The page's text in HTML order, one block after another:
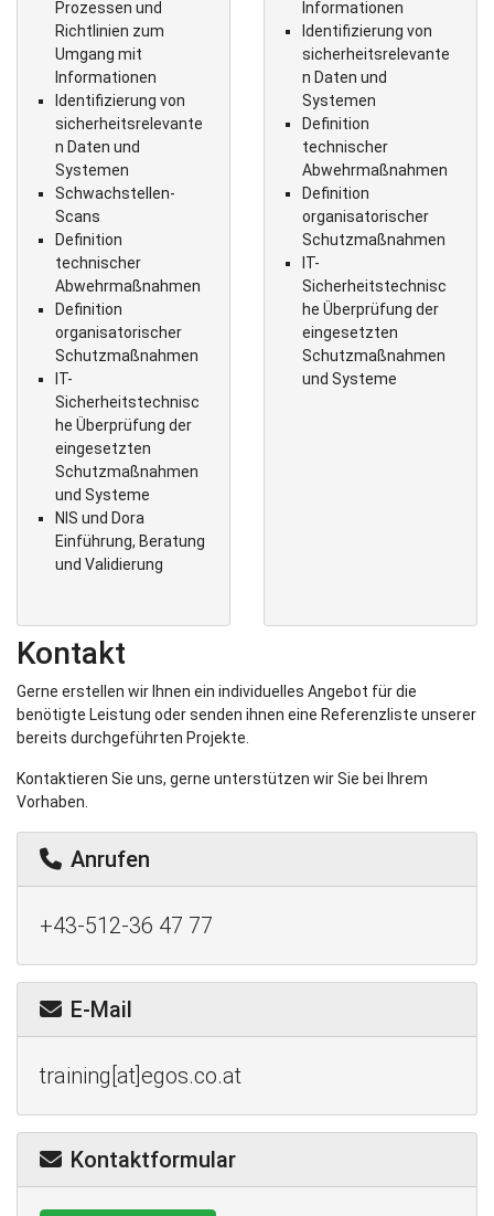
Prozessen und
Richtlinien zum
Umgang mit
Informationen
Identifizierung von
sicherheitsrelevante
n Daten und
Systemen
Schwachstellen-
Scans
Definition
technischer
Abwehrmaßnahmen
Definition
organisatorischer
Schutzmaßnahmen
IT-
Sicherheitstechnisc
he Überprüfung der
eingesetzten
Schutzmaßnahmen
und Systeme
NIS und Dora
Einführung, Beratung
und Validierung
Informationen
Identifizierung von
sicherheitsrelevante
n Daten und
Systemen
Definition
technischer
Abwehrmaßnahmen
Definition
organisatorischer
Schutzmaßnahmen
IT-
Sicherheitstechnisc
he Überprüfung der
eingesetzten
Schutzmaßnahmen
und Systeme
Kontakt
Gerne erstellen wir Ihnen ein individuelles Angebot für die
benötigte Leistung oder senden ihnen eine Referenzliste unserer
bereits durchgeführten Projekte.
Kontaktieren Sie uns, gerne unterstützen wir Sie bei Ihrem
Vorhaben.
Anrufen
+43-512-36 47 77
E-Mail
training[at]egos.co.at
Kontaktformular